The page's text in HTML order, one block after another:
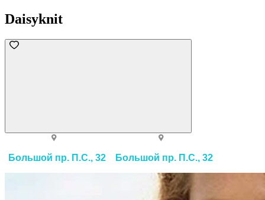
Daisyknit
Большой пр. П.С., 32 Большой пр. П.С., 32